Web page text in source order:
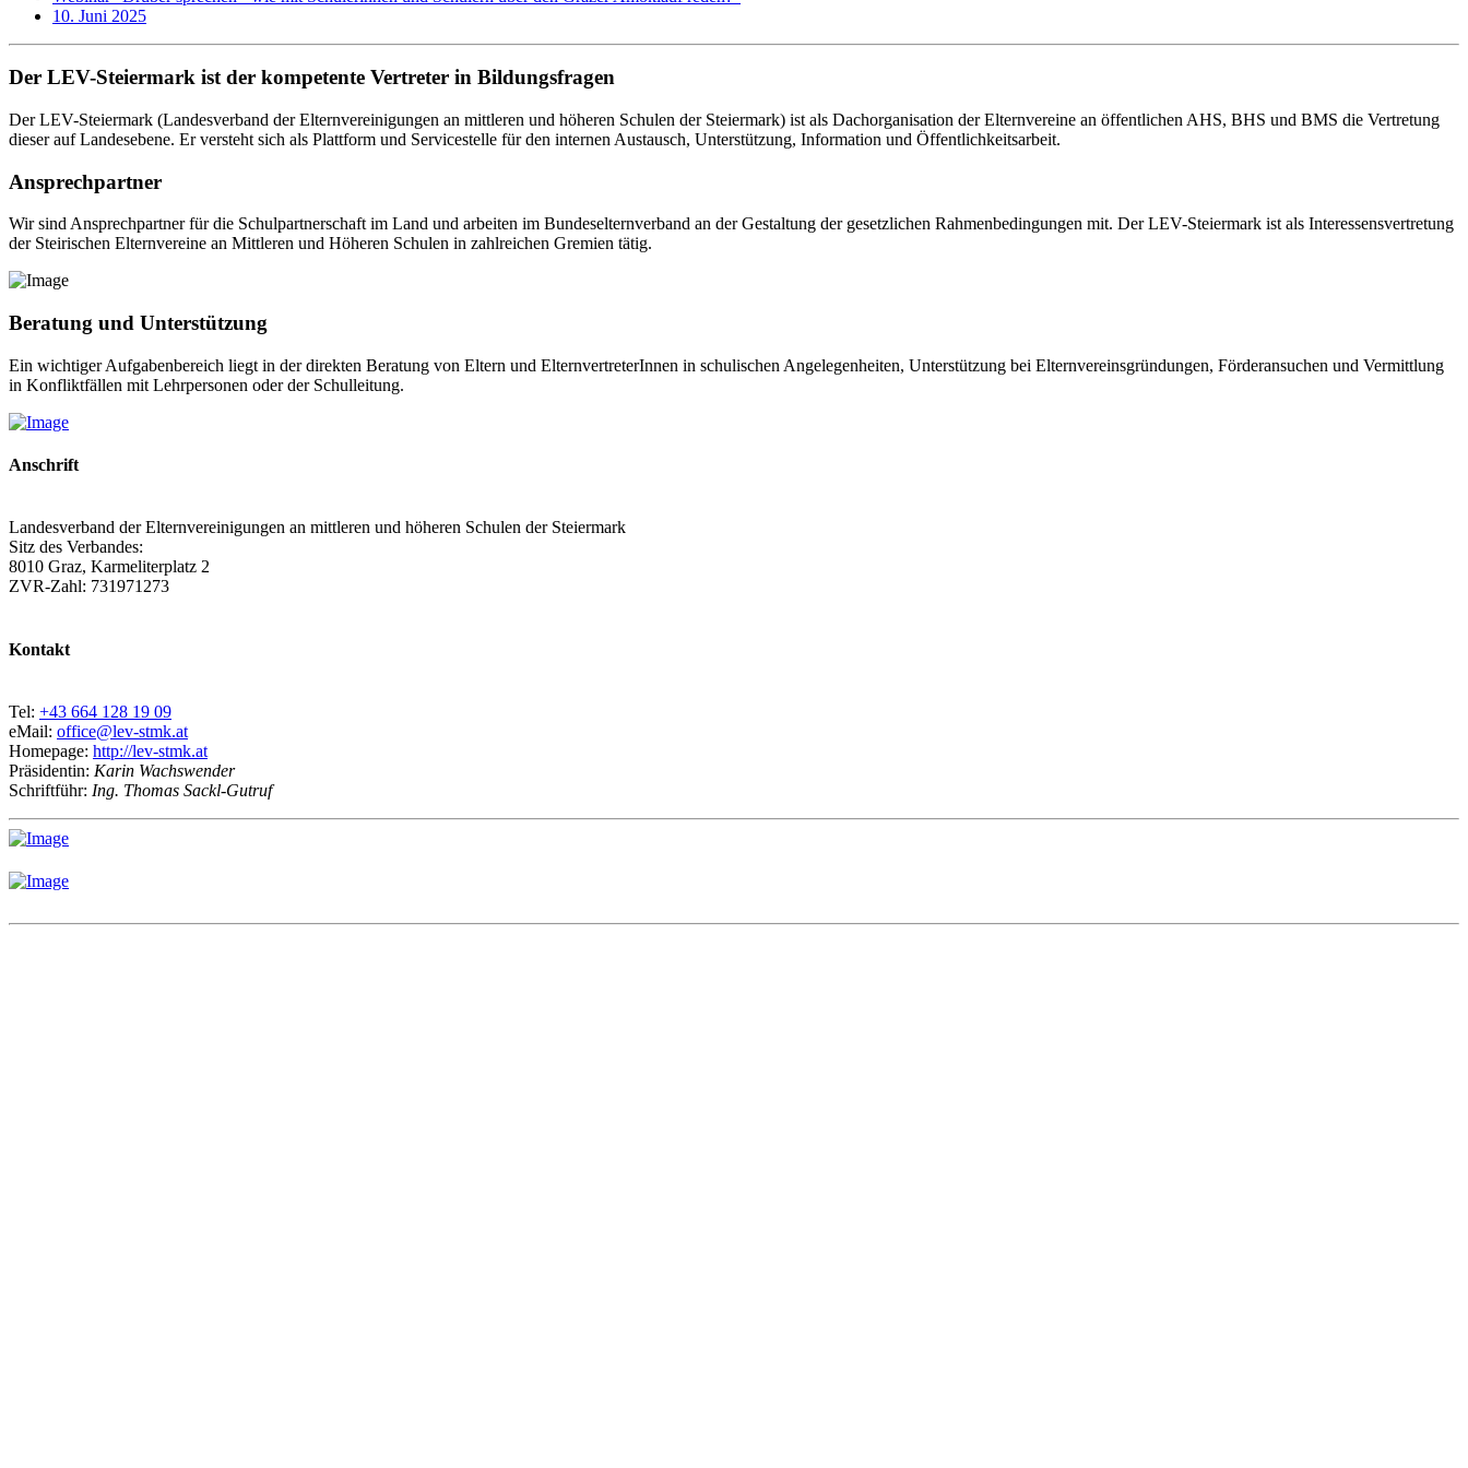
10. Juni 2025
Der LEV-Steiermark ist der kompetente Vertreter in Bildungsfragen
Der LEV-Steiermark (Landesverband der Elternvereinigungen an mittleren und höheren Schulen der Steiermark) ist als Dachorganisation der Elternvereine an öffentlichen AHS, BHS und BMS die Vertretung
dieser auf Landesebene. Er versteht sich als Plattform und Servicestelle für den internen Austausch, Unterstützung, Information und Öffentlichkeitsarbeit.
Ansprechpartner
Wir sind Ansprechpartner für die Schulpartnerschaft im Land und arbeiten im Bundeselternverband an der Gestaltung der gesetzlichen Rahmenbedingungen mit. Der LEV-Steiermark ist als Interessensvertretung
der Steirischen Elternvereine an Mittleren und Höheren Schulen in zahlreichen Gremien tätig.
Beratung und Unterstützung
Ein wichtiger Aufgabenbereich liegt in der direkten Beratung von Eltern und ElternvertreterInnen in schulischen Angelegenheiten, Unterstützung bei Elternvereinsgründungen, Förderansuchen und Vermittlung
in Konfliktfällen mit Lehrpersonen oder der Schulleitung.
Anschrift
Landesverband der Elternvereinigungen an mittleren und höheren Schulen der Steiermark
Sitz des Verbandes:
8010 Graz, Karmeliterplatz 2
ZVR-Zahl: 731971273
Kontakt
Tel: +43 664 128 19 09
eMail: office@lev-stmk.at
Homepage: http://lev-stmk.at
Präsidentin: Karin Wachswender
Schriftführ: Ing. Thomas Sackl-Gutruf